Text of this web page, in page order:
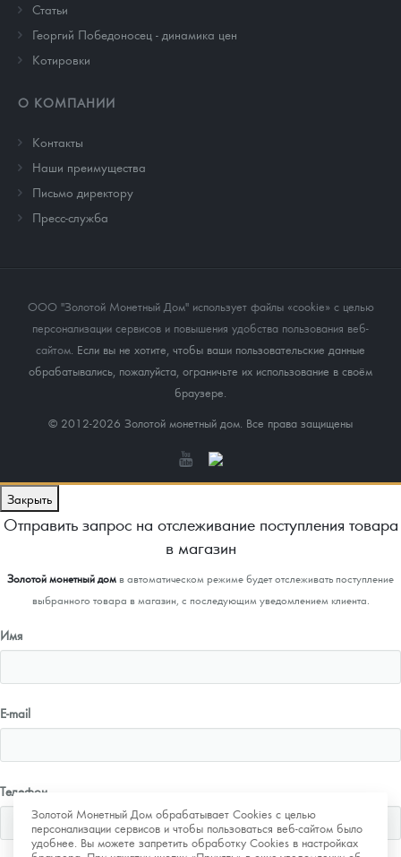
Cтатьи
Георгий Победоносец - динамика цен
Котировки
О КОМПАНИИ
Контакты
Наши преимущества
Письмо директору
Пресс-служба
ООО "Золотой Монетный Дом" использует файлы «cookie» с целью
персонализации сервисов и повышения удобства пользования веб-
сайтом. Если вы не хотите, чтобы ваши пользовательские данные
обрабатывались, пожалуйста, ограничьте их использование в своём
браузере.
© 2012-2026 Золотой монетный дом. Все права защищены
Золотой Монетный Дом обрабатывает Cookies с целью
персонализации сервисов и чтобы пользоваться веб-сайтом было
удобнее. Вы можете запретить обработку Cookies в настройках
Закрыть
Отправить запрос на отслеживание поступления товара
в магазин
Золотой монетный домв автоматическом режиме будет отслеживать поступление
выбранного товара в магазин, с последующим уведомлением клиента.
Имя
E-mail
Телефон